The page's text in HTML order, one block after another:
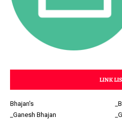
LINK
Bhajan's
_Ganesh Bhajan